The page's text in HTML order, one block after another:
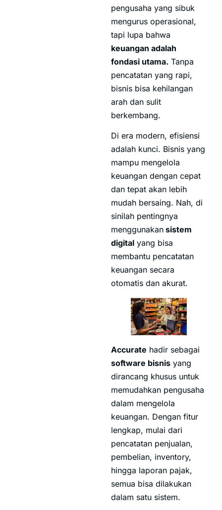
pengusaha yang sibuk
mengurus operasional,
tapi lupa bahwa
keuangan adalah
fondasi utama. Tanpa
pencatatan yang rapi,
bisnis bisa kehilangan
arah dan sulit
berkembang.
Di era modern, efisiensi
adalah kunci. Bisnis yang
mampu mengelola
keuangan dengan cepat
dan tepat akan lebih
mudah bersaing. Nah, di
sinilah pentingnya
menggunakan sistem
digital yang bisa
membantu pencatatan
keuangan secara
otomatis dan akurat.
Accurate hadir sebagai
software bisnis yang
dirancang khusus untuk
memudahkan pengusaha
dalam mengelola
keuangan. Dengan fitur
lengkap, mulai dari
pencatatan penjualan,
pembelian, inventory,
hingga laporan pajak,
semua bisa dilakukan
dalam satu sistem.